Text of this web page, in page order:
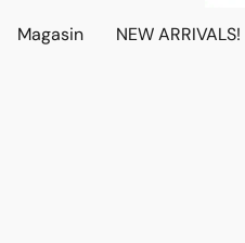
Magasin NEW ARRIVALS!